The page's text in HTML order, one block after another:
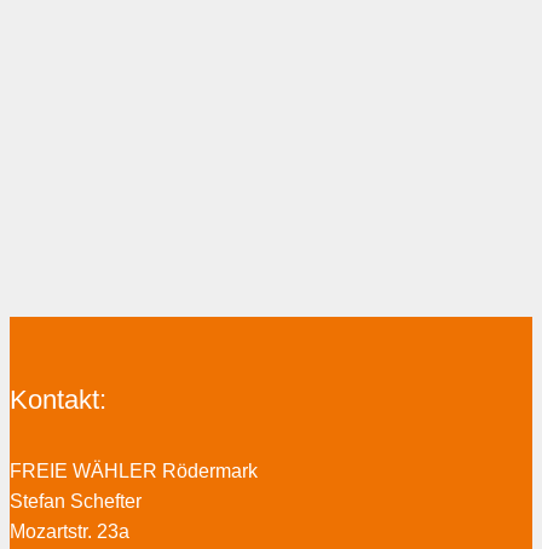
Kontakt:
FREIE WÄHLER Rödermark
Stefan Schefter
Mozartstr. 23a